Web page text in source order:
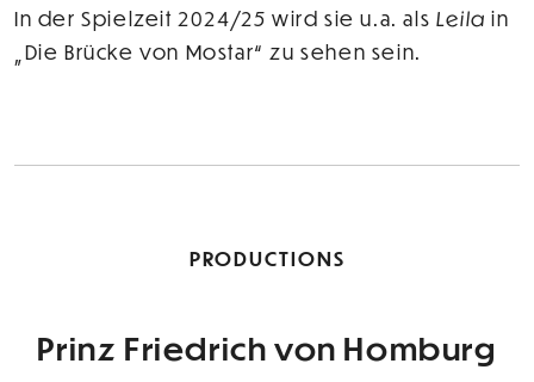
In der Spielzeit 2024/25 wird sie u.a. als Leila in
„Die Brücke von Mostar“ zu sehen sein.
PRODUCTIONS
Prinz Friedrich von Homburg